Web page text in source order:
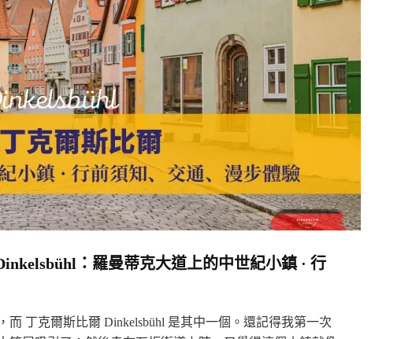
：羅曼蒂克大道上的中世紀小鎮 · 行
丁克爾斯比爾 Dinkelsbühl 是其中一個。還記得我第一次